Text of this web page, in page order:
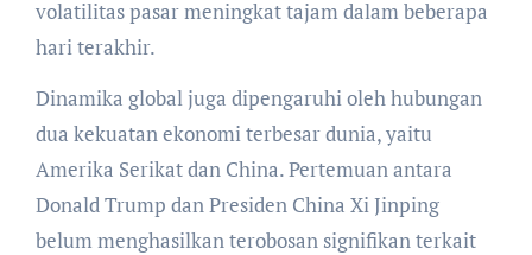
volatilitas pasar meningkat tajam dalam beberapa
hari terakhir.
Dinamika global juga dipengaruhi oleh hubungan
dua kekuatan ekonomi terbesar dunia, yaitu
Amerika Serikat dan China. Pertemuan antara
Donald Trump dan Presiden China Xi Jinping
belum menghasilkan terobosan signifikan terkait